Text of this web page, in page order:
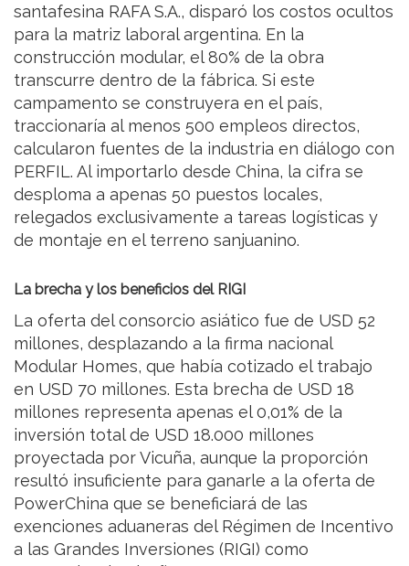
santafesina RAFA S.A., disparó los costos ocultos
para la matriz laboral argentina. En la
construcción modular, el 80% de la obra
transcurre dentro de la fábrica. Si este
campamento se construyera en el país,
traccionaría al menos 500 empleos directos,
calcularon fuentes de la industria en diálogo con
PERFIL. Al importarlo desde China, la cifra se
desploma a apenas 50 puestos locales,
relegados exclusivamente a tareas logísticas y
de montaje en el terreno sanjuanino.
La brecha y los beneficios del RIGI
La oferta del consorcio asiático fue de USD 52
millones, desplazando a la firma nacional
Modular Homes, que había cotizado el trabajo
en USD 70 millones. Esta brecha de USD 18
millones representa apenas el 0,01% de la
inversión total de USD 18.000 millones
proyectada por Vicuña, aunque la proporción
resultó insuficiente para ganarle a la oferta de
PowerChina que se beneficiará de las
exenciones aduaneras del Régimen de Incentivo
a las Grandes Inversiones (RIGI) como